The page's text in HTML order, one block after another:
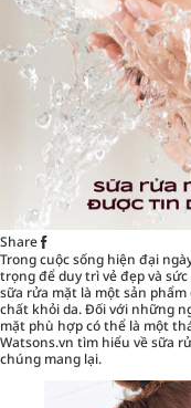
Share
Trong cuộc sống hiện đại
trọng để duy trì vẻ đẹp và
sữa rửa mặt là một sản
chất khỏi da. Đối với những
mặt phù hợp có thể là một
Watsons.vn tìm hiểu về sữa
chúng mang lại.